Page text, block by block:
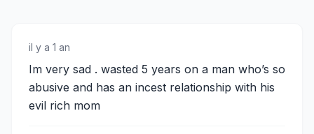
il y a 1 an
Im very sad . wasted 5 years on a man who’s so
abusive and has an incest relationship with his
evil rich mom